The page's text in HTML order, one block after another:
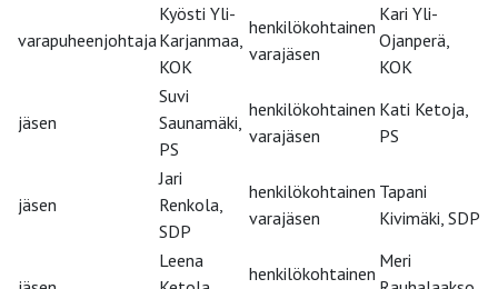
varapuheenjohtaja
Kyösti Yli-
Karjanmaa,
KOK
henkilökohtainen
varajäsen
Kari Yli-
Ojanperä,
KOK
jäsen
Suvi
Saunamäki,
PS
henkilökohtainen
varajäsen
Kati Ketoja,
PS
jäsen
Jari
Renkola,
SDP
henkilökohtainen
varajäsen
Tapani
Kivimäki, SDP
Leena
henkilökohtainen
Meri